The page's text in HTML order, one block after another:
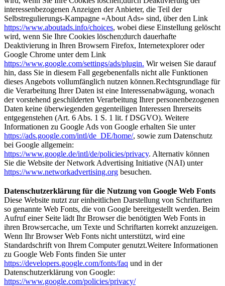
interessenbezogenen Anzeigen der Anbieter, die Teil der
Selbstregulierungs-Kampagne «About Ads» sind, über den Link
https://www.aboutads.info/choices, wobei diese Einstellung gelöscht
wird, wenn Sie Ihre Cookies löschen;durch dauerhafte
Deaktivierung in Ihren Browsern Firefox, Internetexplorer oder
Google Chrome unter dem Link
https://www.google.com/settings/ads/plugin. Wir weisen Sie darauf
hin, dass Sie in diesem Fall gegebenenfalls nicht alle Funktionen
dieses Angebots vollumfänglich nutzen können.Rechtsgrundlage für
die Verarbeitung Ihrer Daten ist eine Interessenabwägung, wonach
der vorstehend geschilderten Verarbeitung Ihrer personenbezogenen
Daten keine überwiegenden gegenteiligen Interessen Ihrerseits
entgegenstehen (Art. 6 Abs. 1 S. 1 lit. f DSGVO). Weitere
Informationen zu Google Ads von Google erhalten Sie unter
https://ads.google.com/intl/de_DE/home/, sowie zum Datenschutz
bei Google allgemein:
https://www.google.de/intl/de/policies/privacy. Alternativ können
Sie die Website der Network Advertising Initiative (NAI) unter
https://www.networkadvertising.org besuchen.
Datenschutzerklärung für die Nutzung von Google Web Fonts
Diese Website nutzt zur einheitlichen Darstellung von Schriftarten
so genannte Web Fonts, die von Google bereitgestellt werden. Beim
Aufruf einer Seite lädt Ihr Browser die benötigten Web Fonts in
ihren Browsercache, um Texte und Schriftarten korrekt anzuzeigen.
Wenn Ihr Browser Web Fonts nicht unterstützt, wird eine
Standardschrift von Ihrem Computer genutzt.Weitere Informationen
zu Google Web Fonts finden Sie unter
https://developers.google.com/fonts/faq und in der
Datenschutzerklärung von Google:
https://www.google.com/policies/privacy/